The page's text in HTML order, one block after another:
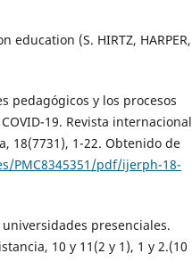
(S. HIRTZ, HARPER,
pedagógicos y los procesos
19. Revista internacional
18(7731), 1-22. Obtenido de
PMC8345351/pdf/ijerph-18-
presenciales.
10 y 11(2 y 1), 1 y 2.(10